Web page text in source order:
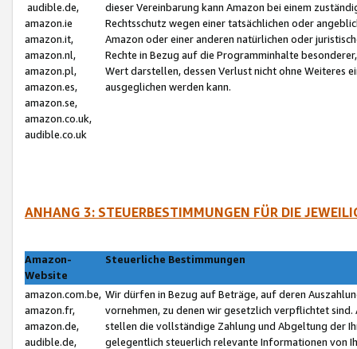
audible.de,
amazon.ie
amazon.it,
amazon.nl,
amazon.pl,
amazon.es,
amazon.se,
amazon.co.uk,
audible.co.uk
dieser Vereinbarung kann Amazon bei einem
Rechtsschutz wegen einer tatsächlichen oder
Amazon oder einer anderen natürlichen oder
Rechte in Bezug auf die Programminhalte
Wert darstellen, dessen Verlust nicht ohne Weiteres
ausgeglichen werden kann.
ANHANG 3: STEUERBESTIMMUNGEN FÜR DIE
Amazon-
Website
Steuerliche Bestimmungen
amazon.com.be,
amazon.fr,
amazon.de,
audible.de,
Wir dürfen in Bezug auf Beträge, auf deren
vornehmen, zu denen wir gesetzlich verpflichtet
stellen die vollständige Zahlung und Abgeltung der
gelegentlich steuerlich relevante Informationen von